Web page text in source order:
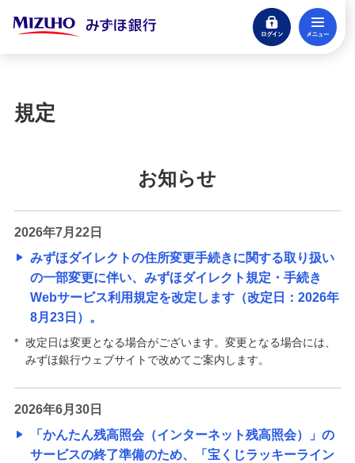
ログイン
閉じる
その他決済・支払いサービス
みずほダイレクト新規申込
グ）
安心・安全のセキュリティ
みずほダイレクトご利用時間
ご利用環境
規定
かんたん残高照会（インターネット残高照
規定
お知らせ
2026年7月22日
みずほダイレクトの住所変更手続きに関する取り扱い
の一部変更に伴い、みずほダイレクト規定・手続き
Webサービス利用規定を改定します（改定日：2026年
8月23日）。
* 改定日は変更となる場合がございます。変更となる場合には、
みずほ銀行ウェブサイトで改めてご案内します。
2026年6月30日
「かんたん残高照会（インターネット残高照会）」の
サービスの終了準備のため、「宝くじラッキーライン